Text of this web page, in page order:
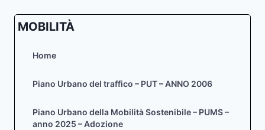
MOBILITÀ
Home
Piano Urbano del traffico – PUT – ANNO 2006
Piano Urbano della Mobilità Sostenibile – PUMS –
anno 2025 – Adozione